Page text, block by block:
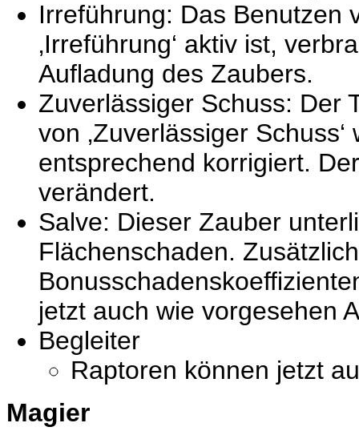
Irreführung: Das Benutzen
‚Irreführung‘ aktiv ist,
Aufladung des Zaubers.
Zuverlässiger Schuss: Der
von ‚Zuverlässiger
entsprechend korrigiert.
verändert.
Salve: Dieser Zauber
Flächenschaden.
jetzt auch wie vorgesehen
Begleiter
Raptoren können jetzt
Magier